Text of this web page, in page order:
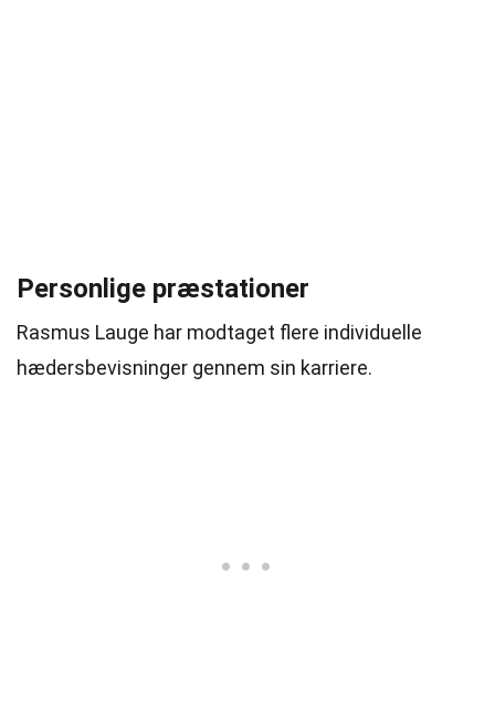
Personlige præstationer
Rasmus Lauge har modtaget flere individuelle
hædersbevisninger gennem sin karriere.